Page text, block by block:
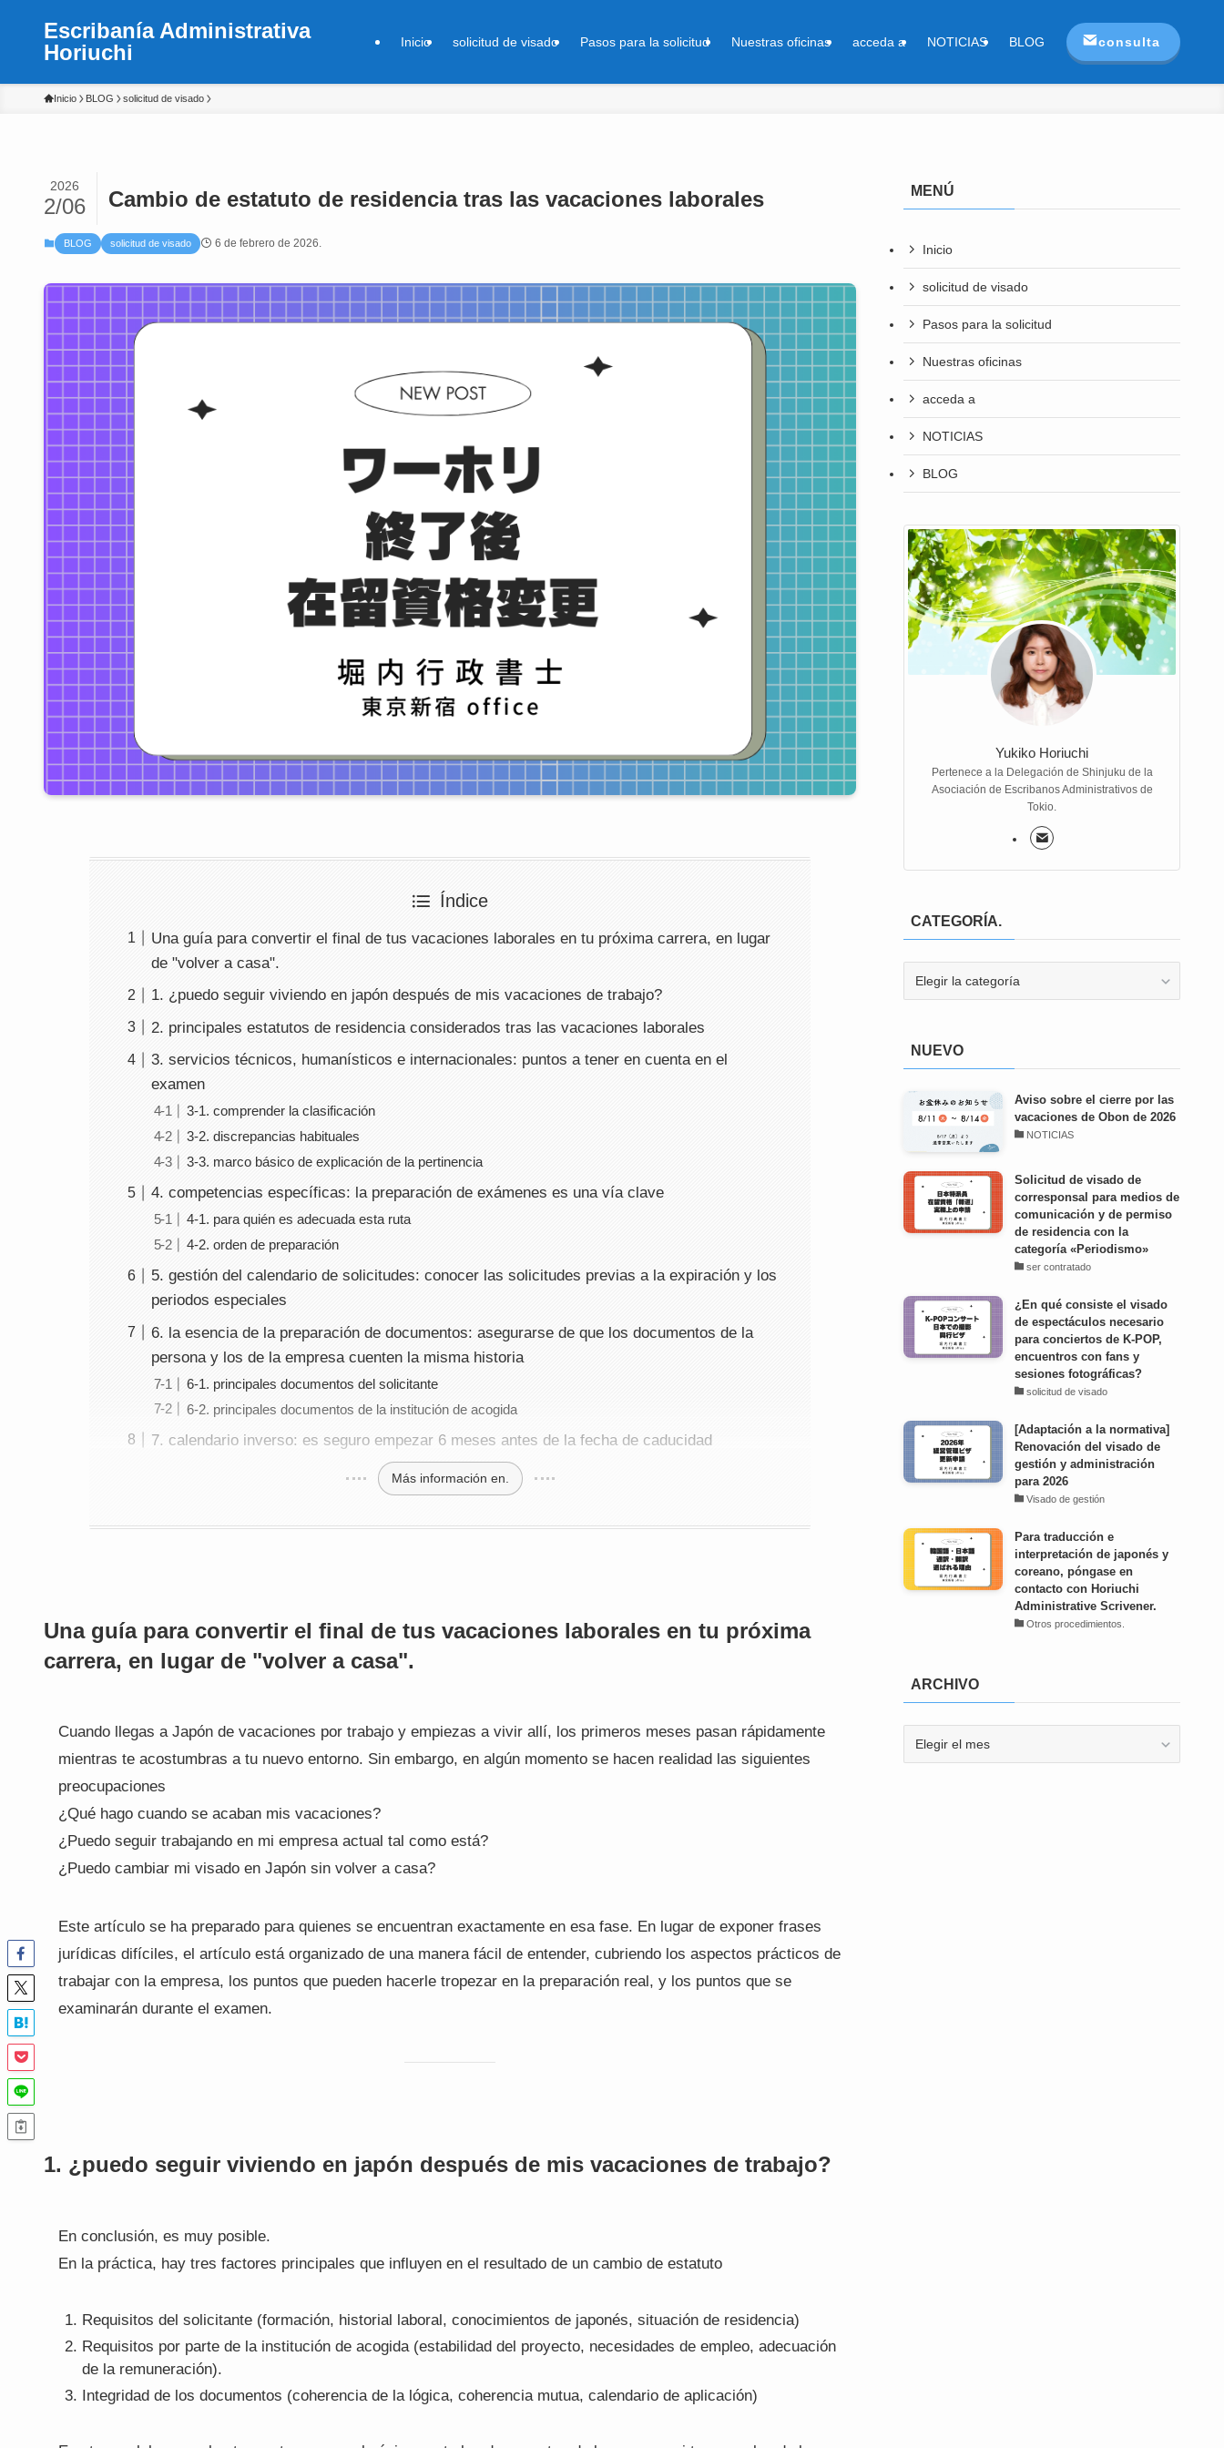
Escribanía Administrativa
Horiuchi
Inicio solicitud de visado Pasos para la solicitud Nuestras oficinas acceda a NOTICIAS BLOG consulta
Inicio BLOG solicitud de visado
Cambio de estatuto de residencia tras las vacaciones laborales
2026
2/06
BLOG solicitud de visado 6 de febrero de 2026.
Índice
Una guía para convertir el final de tus vacaciones laborales en tu próxima carrera, en lugar
de "volver a casa".
1. ¿puedo seguir viviendo en japón después de mis vacaciones de trabajo?
2. principales estatutos de residencia considerados tras las vacaciones laborales
3. servicios técnicos, humanísticos e internacionales: puntos a tener en cuenta en el
examen
3-1. comprender la clasificación
3-2. discrepancias habituales
3-3. marco básico de explicación de la pertinencia
4. competencias específicas: la preparación de exámenes es una vía clave
4-1. para quién es adecuada esta ruta
4-2. orden de preparación
5. gestión del calendario de solicitudes: conocer las solicitudes previas a la expiración y los
periodos especiales
6. la esencia de la preparación de documentos: asegurarse de que los documentos de la
persona y los de la empresa cuenten la misma historia
6-1. principales documentos del solicitante
6-2. principales documentos de la institución de acogida
7. calendario inverso: es seguro empezar 6 meses antes de la fecha de caducidad
Más información en.
Una guía para convertir el final de tus vacaciones laborales en tu próxima
carrera, en lugar de "volver a casa".
Cuando llegas a Japón de vacaciones por trabajo y empiezas a vivir allí, los primeros meses pasan rápidamente
mientras te acostumbras a tu nuevo entorno. Sin embargo, en algún momento se hacen realidad las siguientes
preocupaciones
¿Qué hago cuando se acaban mis vacaciones?
¿Puedo seguir trabajando en mi empresa actual tal como está?
¿Puedo cambiar mi visado en Japón sin volver a casa?
Este artículo se ha preparado para quienes se encuentran exactamente en esa fase. En lugar de exponer frases
jurídicas difíciles, el artículo está organizado de una manera fácil de entender, cubriendo los aspectos prácticos de
trabajar con la empresa, los puntos que pueden hacerle tropezar en la preparación real, y los puntos que se
examinarán durante el examen.
1. ¿puedo seguir viviendo en japón después de mis vacaciones de trabajo?
En conclusión, es muy posible.
En la práctica, hay tres factores principales que influyen en el resultado de un cambio de estatuto
Requisitos del solicitante (formación, historial laboral, conocimientos de japonés, situación de residencia)
Requisitos por parte de la institución de acogida (estabilidad del proyecto, necesidades de empleo, adecuación
de la remuneración).
Integridad de los documentos (coherencia de la lógica, coherencia mutua, calendario de aplicación)
MENÚ
Inicio
solicitud de visado
Pasos para la solicitud
Nuestras oficinas
acceda a
NOTICIAS
BLOG
Yukiko Horiuchi
Pertenece a la Delegación de Shinjuku de la
Asociación de Escribanos Administrativos de
Tokio.
CATEGORÍA.
NUEVO
Aviso sobre el cierre por las
vacaciones de Obon de 2026
NOTICIAS
Solicitud de visado de
corresponsal para medios de
comunicación y de permiso
de residencia con la
categoría «Periodismo»
ser contratado
¿En qué consiste el visado
de espectáculos necesario
para conciertos de K-POP,
encuentros con fans y
sesiones fotográficas?
solicitud de visado
[Adaptación a la normativa]
Renovación del visado de
gestión y administración
para 2026
Visado de gestión
Para traducción e
interpretación de japonés y
coreano, póngase en
contacto con Horiuchi
Administrative Scrivener.
Otros procedimientos.
ARCHIVO